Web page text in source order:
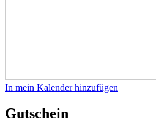
In mein Kalender hinzufügen
Gutschein